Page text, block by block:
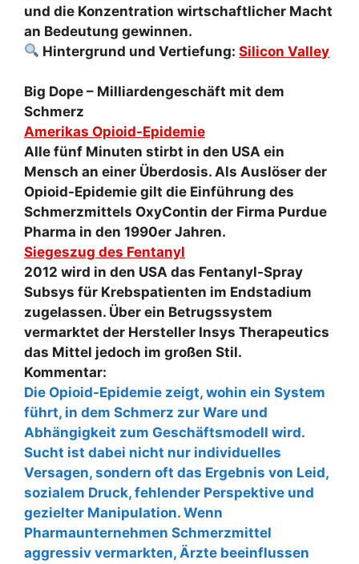
und die Konzentration wirtschaftlicher Macht
an Bedeutung gewinnen.
Hintergrund und Vertiefung:Silicon Valley
Big Dope – Milliardengeschäft mit dem
Schmerz
Amerikas Opioid-Epidemie
Alle fünf Minuten stirbt in den USA ein
Mensch an einer Überdosis. Als Auslöser der
Opioid-Epidemie gilt die Einführung des
Schmerzmittels OxyContin der Firma Purdue
Pharma in den 1990er Jahren.
Siegeszug des Fentanyl
2012 wird in den USA das Fentanyl-Spray
Subsys für Krebspatienten im Endstadium
zugelassen. Über ein Betrugssystem
vermarktet der Hersteller Insys Therapeutics
das Mittel jedoch im großen Stil.
Kommentar:
Die Opioid-Epidemie zeigt, wohin ein System
führt, in dem Schmerz zur Ware und
Abhängigkeit zum Geschäftsmodell wird.
Sucht ist dabei nicht nur individuelles
Versagen, sondern oft das Ergebnis von Leid,
sozialem Druck, fehlender Perspektive und
gezielter Manipulation. Wenn
Pharmaunternehmen Schmerzmittel
aggressiv vermarkten, Ärzte beeinflussen